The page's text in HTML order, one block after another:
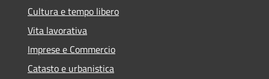
Cultura e tempo libero
Vita lavorativa
Imprese e Commercio
Catasto e urbanistica